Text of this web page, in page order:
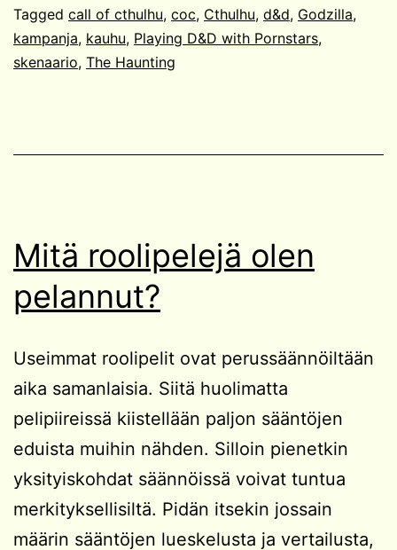
Tagged call of cthulhu, coc, Cthulhu, d&d, Godzilla,
kampanja, kauhu, Playing D&D with Pornstars,
skenaario, The Haunting
Mitä roolipelejä olen
pelannut?
Useimmat roolipelit ovat perussäännöiltään
aika samanlaisia. Siitä huolimatta
pelipiireissä kiistellään paljon sääntöjen
eduista muihin nähden. Silloin pienetkin
yksityiskohdat säännöissä voivat tuntua
merkityksellisiltä. Pidän itsekin jossain
määrin sääntöjen lueskelusta ja vertailusta,